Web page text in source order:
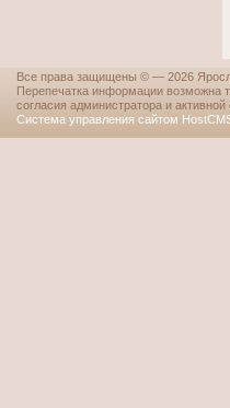
Все права защищены © — 2026
Перепечатка информации возможна
согласия администратора и
Система управления сайтом